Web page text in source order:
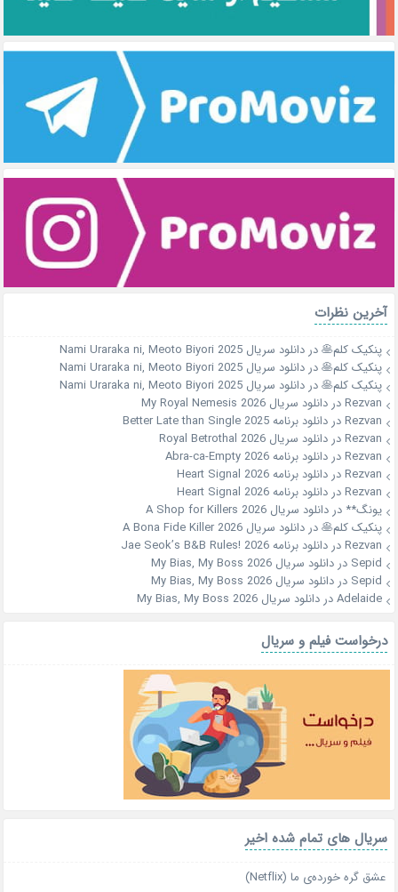
آخرین نظرات
پنکیک کلم🥞دردانلود سریال Nami Uraraka ni, Meoto Biyori 2025
پنکیک کلم🥞دردانلود سریال Nami Uraraka ni, Meoto Biyori 2025
پنکیک کلم🥞دردانلود سریال Nami Uraraka ni, Meoto Biyori 2025
Rezvanدردانلود سریال My Royal Nemesis 2026
Rezvanدردانلود برنامه Better Late than Single 2025
Rezvanدردانلود سریال Royal Betrothal 2026
Rezvanدردانلود برنامه Abra-ca-Empty 2026
Rezvanدردانلود برنامه Heart Signal 2026
Rezvanدردانلود برنامه Heart Signal 2026
یونگ** دردانلود سریال A Shop for Killers 2026
پنکیک کلم🥞دردانلود سریال A Bona Fide Killer 2026
Rezvanدردانلود برنامه Jae Seok’s B&B Rules! 2026
Sepid دردانلود سریال My Bias, My Boss 2026
Sepid دردانلود سریال My Bias, My Boss 2026
Adelaideدردانلود سریال My Bias, My Boss 2026
درخواست فیلم و سریال
سریال های تمام شده اخیر
عشق گره خورده‌ی ما (Netflix)